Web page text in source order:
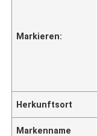
Markieren:
Herkunftsort
Markenname